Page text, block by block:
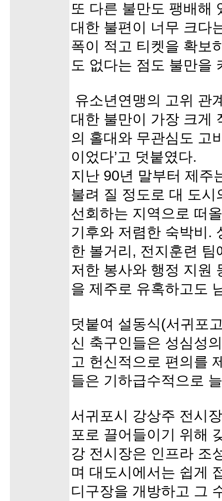
또 다른 불만도 팽배해
대한 불편이 너무 크다
폭이 적고 티켓을 확보
도 없다는 점도 불만을
유소년연맹의 고위 관
대한 불만이 가장 크게
의 홀대와 무관심도 고
이었다’고 덧붙였다.
지난 90년 말부터 제주
불려 질 정도로 대 도
선회하는 지역으로 떠
기후와 저렴한 숙박비.
한 볼거리, 전지훈련
저한 봉사와 행정 지원
을 제주로 유혹하고도
덧붙여 설동식(서귀포
신 축구인들은 성심성
고 헌신적으로 편의를
들은 기하급수적으로
서귀포시 강상주 전시
포로 끌어들이기 위해
강 전시장은 인프라 조
며 대도시에서는 쉽게
디구장을 개방하고 그